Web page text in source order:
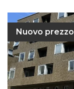
Nuovo prezzo